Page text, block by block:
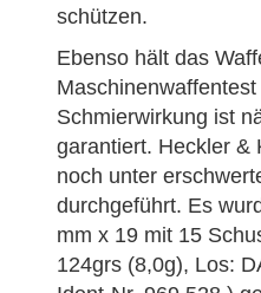
schützen.
Ebenso hält das
Schmierwirkung ist
garantiert. Heckler &
noch unter
durchgeführt. Es
mm x 19 mit 15
124grs (8,0g), Los: